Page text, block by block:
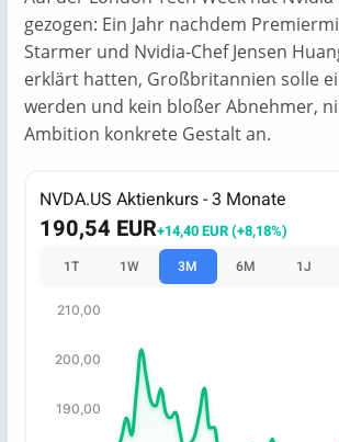
gezogen: Ein Jahr nachdem
Starmer und Nvidia-Chef Jensen
erklärt hatten, Großbritannien solle
werden und kein bloßer Abnehmer,
Ambition konkrete Gestalt an.
NVDA.US Aktienkurs - 3 Monate
190,54 EUR+14,40 EUR (+8,18%)
1T 1W 3M 6M 1J
Chart with 67 data points.
The chart has 1 X axis displaying
The chart has 1 Y axis displaying
190,00
200,00
210,00